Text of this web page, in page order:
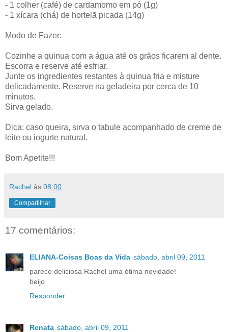
- 1 colher (café) de cardamomo em pó (1g)
- 1 xícara (chá) de hortelã picada (14g)
Modo de Fazer:
Cozinhe a quinua com a água até os grãos ficarem al dente.
Escorra e reserve até esfriar.
Junte os ingredientes restantes à quinua fria e misture
delicadamente. Reserve na geladeira por cerca de 10
minutos.
Sirva gelado.
Dica: caso queira, sirva o tabule acompanhado de creme de
leite ou iogurte natural.
Bom Apetite!!!
Rachel às 08:00
Compartilhar
17 comentários:
ELIANA-Coisas Boas da Vida sábado, abril 09, 2011
parece deliciosa Rachel uma ótima novidade!
beijo
Responder
Renata sábado, abril 09, 2011